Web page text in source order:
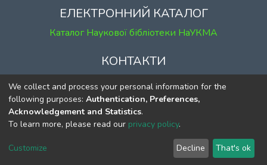
ЕЛЕКТРОННИЙ КАТАЛОГ
Каталог Наукової бібліотеки НаУКМА
КОНТАКТИ
м. Київ, вул. Григорія Сковороди, 2
к. 1, к. 120
тел. (044) 463-69-31
ekmair@ukma.edu.ua
We collect and process your personal information for the
following purposes: Authentication, Preferences,
Acknowledgement and Statistics.
To learn more, please read our privacy policy.
Customize Decline That's ok